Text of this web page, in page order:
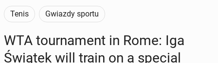
Tenis Gwiazdy sportu
WTA tour­na­ment in Rome: Iga
Świątek will train on a special